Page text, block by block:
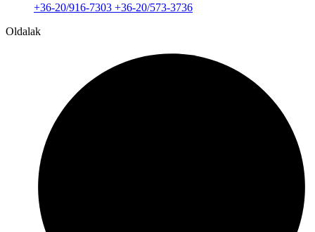
+36-20/916-7303 +36-20/573-3736
Oldalak